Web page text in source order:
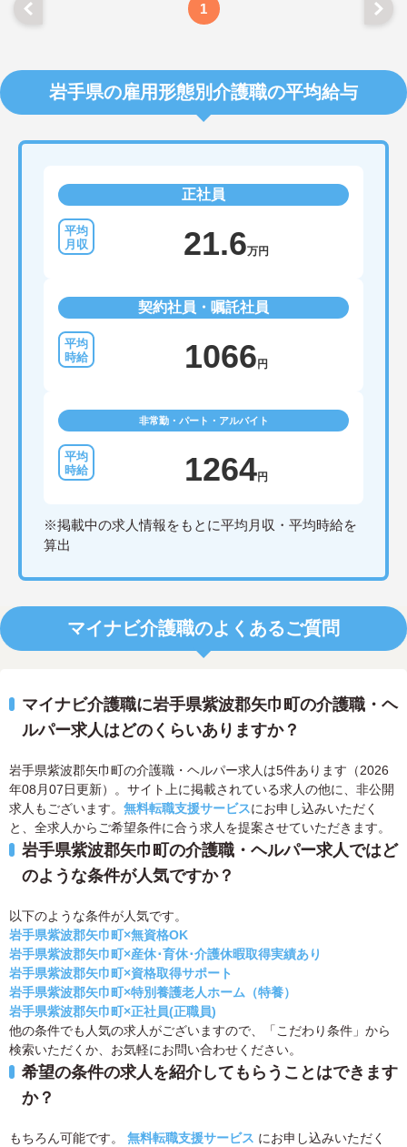
1
岩手県の雇用形態別介護職の平均給与
正社員
21.6万円
契約社員・嘱託社員
1066 円
非常勤・パート・アルバイト
1264円
※掲載中の求人情報をもとに平均月収・平均時給を
算出
マイナビ介護職のよくあるご質問
マイナビ介護職に岩手県紫波郡矢巾町の介護職・ヘ
ルパー求人はどのくらいありますか？
岩手県紫波郡矢巾町の介護職・ヘルパー求人は5件あります（2026
年08月07日更新）。サイト上に掲載されている求人の他に、非公開
求人もございます。 無料転職支援サービスにお申し込みいただく
と、全求人からご希望条件に合う求人を提案させていただきます。
岩手県紫波郡矢巾町の介護職・ヘルパー求人ではど
のような条件が人気ですか？
以下のような条件が人気です。
岩手県紫波郡矢巾町×無資格OK
岩手県紫波郡矢巾町×産休･育休･介護休暇取得実績あり
岩手県紫波郡矢巾町×資格取得サポート
岩手県紫波郡矢巾町×特別養護老人ホーム（特養）
岩手県紫波郡矢巾町×正社員(正職員)
他の条件でも人気の求人がございますので、「こだわり条件」から
検索いただくか、お気軽にお問い合わせください。
希望の条件の求人を紹介してもらうことはできます
か？
もちろん可能です。 無料転職支援サービス にお申し込みいただく